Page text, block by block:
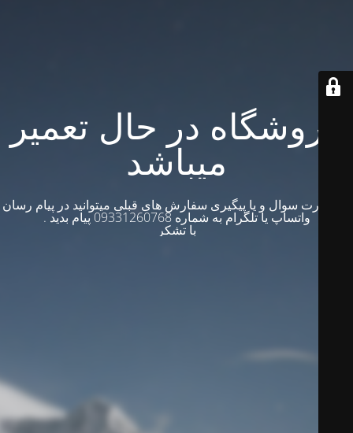
فروشگاه در حال تعمیر
میباشد
در صورت سوال و یا پیگیری سفارش های قبلی میتوانید در پیام رسان
واتساپ یا تلگرام به شماره 09331260768 پیام بدید .
با تشکر